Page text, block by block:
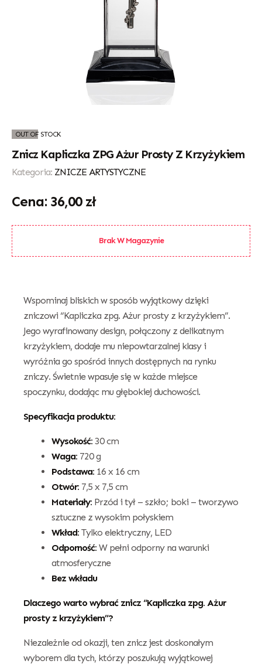
OUT OF STOCK
Znicz Kapliczka ZPG Ażur Prosty Z Krzyżykiem
Kategoria: ZNICZE ARTYSTYCZNE
36,00 zł
Brak W Magazynie
Wspominaj bliskich w sposób wyjątkowy dzięki
zniczowi “Kapliczka zpg. Ażur prosty z krzyżykiem”.
Jego wyrafinowany design, połączony z delikatnym
krzyżykiem, dodaje mu niepowtarzalnej klasy i
wyróżnia go spośród innych dostępnych na rynku
zniczy. Świetnie wpasuje się w każde miejsce
spoczynku, dodając mu głębokiej duchowości.
Specyfikacja produktu:
Wysokość: 30 cm
Waga: 720 g
Podstawa: 16 x 16 cm
Otwór: 7,5 x 7,5 cm
Materiały: Przód i tył – szkło; boki – tworzywo
sztuczne z wysokim połyskiem
Wkład: Tylko elektryczny, LED
Odporność: W pełni odporny na warunki
atmosferyczne
Bez wkładu
Dlaczego warto wybrać znicz “Kapliczka zpg. Ażur
prosty z krzyżykiem”?
Niezależnie od okazji, ten znicz jest doskonałym
wyborem dla tych, którzy poszukują wyjątkowej